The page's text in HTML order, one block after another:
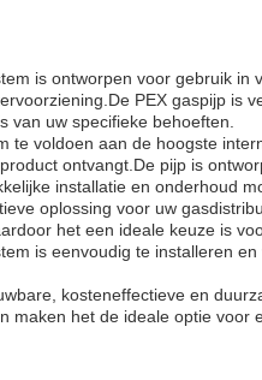
is ontworpen voor gebruik in
PEX gaspijp is
van uw specifieke behoeften.
te voldoen aan de hoogste
ontvangt.De pijp is
installatie en onderhoud
oplossing voor uw
het een ideale keuze is
is eenvoudig te installeren
kosteneffectieve en
maken het de ideale optie voor